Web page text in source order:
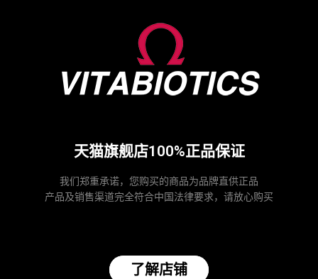
天猫旗舰店100%正品保证
我们郑重承诺，您购买的商品为品牌直供正品
产品及销售渠道完全符合中国法律要求，请放心购买
了解店铺